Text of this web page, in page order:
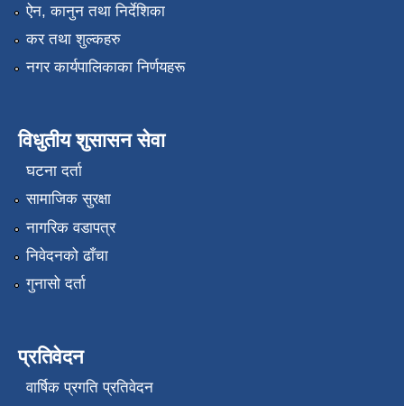
ऐन, कानुन तथा निर्देशिका
कर तथा शुल्कहरु
नगर कार्यपालिकाका निर्णयहरू
विधुतीय शुसासन सेवा
घटना दर्ता
सामाजिक सुरक्षा
नागरिक वडापत्र
निवेदनको ढाँचा
गुनासो दर्ता
प्रतिवेदन
वार्षिक प्रगति प्रतिवेदन